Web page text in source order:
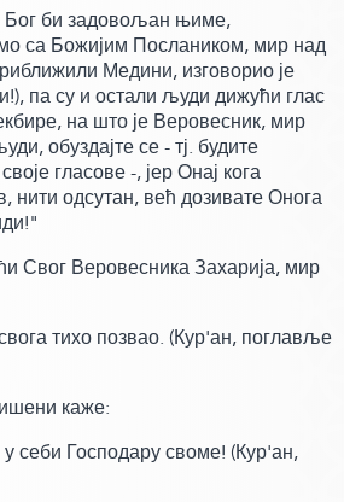
би задовољан њиме,
са Божијим Послаником, мир над
Медини, изговорио је
, па су и остали људи дижући глас
на што је Веровесник, мир
обуздајте се - тј. будите
гласове -, јер Онај кога
нити одсутан, већ дозивате Онога
Свог Веровесника Захарија, мир
тихо позвао. (Кур'ан, поглавље
каже:
себи Господару своме! (Кур'ан,